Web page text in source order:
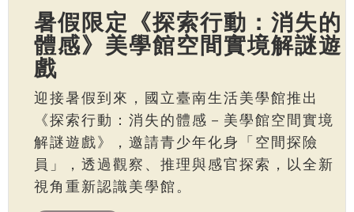
暑假限定《探索行動：消失的
體感》美學館空間實境解謎遊
戲
迎接暑假到來，國立臺南生活美學館推出
《探索行動：消失的體感－美學館空間實境
解謎遊戲》，邀請青少年化身「空間探險
員」，透過觀察、推理與感官探索，以全新
視角重新認識美學館。